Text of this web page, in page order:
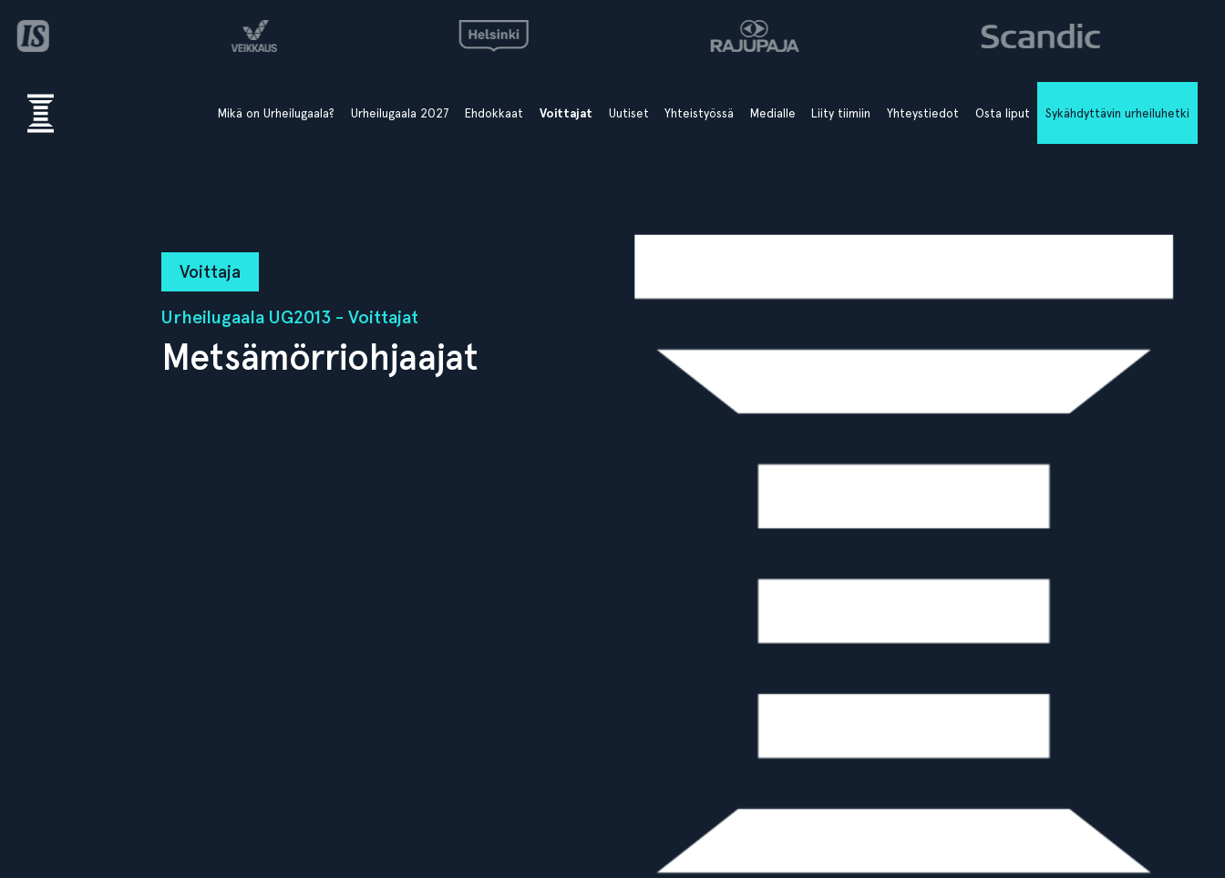
Mikä on Urheilugaala? Urheilugaala 2027 Ehdokkaat Voittajat Uutiset Yhteistyössä Medialle Liity tiimiin Yhteystiedot Osta liput Sykähdyttävin urheiluhetki
Voittaja
Urheilugaala UG2013 - Voittajat
Metsämörriohjaajat